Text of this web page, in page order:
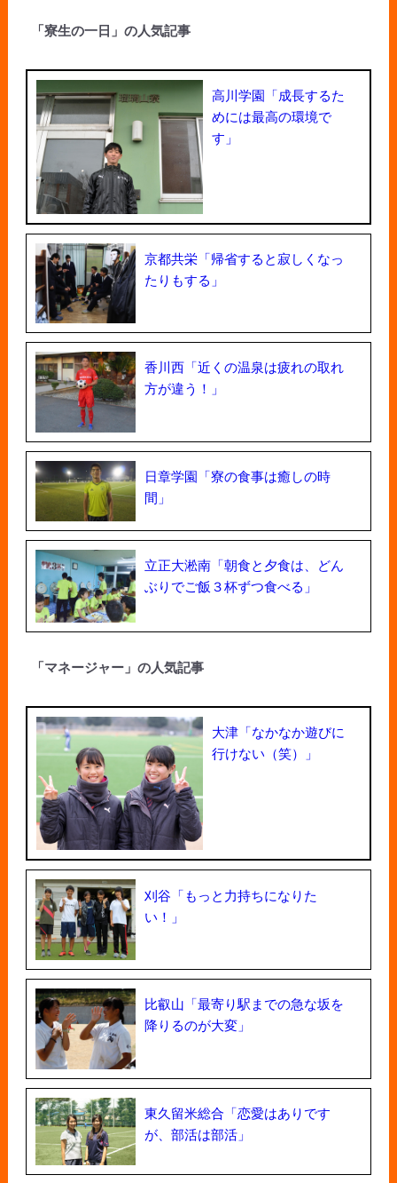
「寮生の一日」の人気記事
高川学園「成長するた
めには最高の環境で
す」
京都共栄「帰省すると寂しくなっ
たりもする」
香川西「近くの温泉は疲れの取れ
方が違う！」
日章学園「寮の食事は癒しの時
間」
立正大淞南「朝食と夕食は、どん
ぶりでご飯３杯ずつ食べる」
「マネージャー」の人気記事
大津「なかなか遊びに
行けない（笑）」
刈谷「もっと力持ちになりた
い！」
比叡山「最寄り駅までの急な坂を
降りるのが大変」
東久留米総合「恋愛はありです
が、部活は部活」